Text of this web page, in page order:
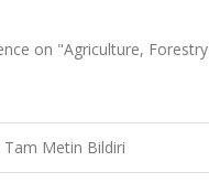
on "Agriculture,
Tam Metin Bildiri